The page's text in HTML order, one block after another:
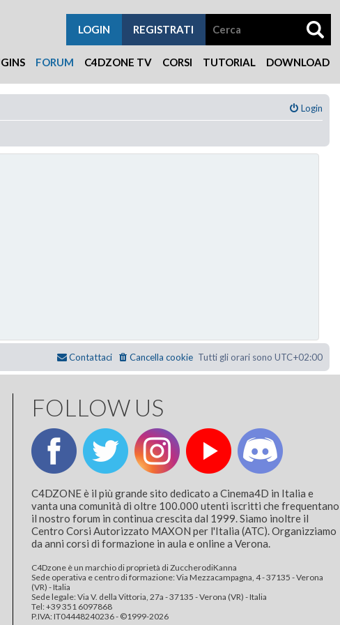
FORUM C4DZONE TV CORSI TUTORIAL DOWNLOAD
REGISTRATI
LOGIN
Login
Tutti gli orari sono UTC+02:00
Cancella cookie
Contattaci
FOLLOW US
C4DZONE è il più grande sito dedicato a Cinema4D in Italia e
vanta una comunità di oltre 100.000 utenti iscritti che frequentano
il nostro forum in continua crescita dal 1999. Siamo inoltre il
Centro Corsi Autorizzato MAXON per l'Italia (ATC). Organizziamo
da anni corsi di formazione in aula e online a Verona.
C4Dzone è un marchio di proprietà di ZuccherodiKanna
Sede operativa e centro di formazione: Via Mezzacampagna, 4 - 37135 - Verona
(VR) - Italia
Sede legale: Via V. della Vittoria, 27a - 37135 - Verona (VR) - Italia
Tel: +39 351 6097868‬
P.IVA: IT04448240236 - ©1999-2026